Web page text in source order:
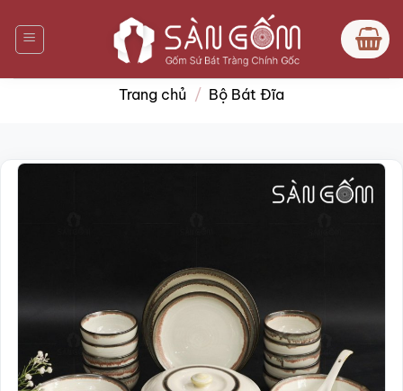
qua
nội
dung
Trang chủ / Bộ Bát Đĩa